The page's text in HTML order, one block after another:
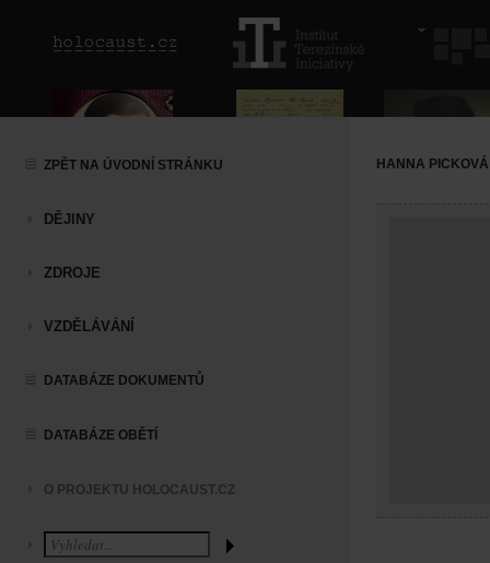
ZPĚT NA ÚVODNÍ STRÁNKU
DĚJINY
ZDROJE
VZDĚLÁVÁNÍ
DATABÁZE DOKUMENTŮ
DATABÁZE OBĚTÍ
O PROJEKTU HOLOCAUST.CZ
HANNA PICKOVÁ